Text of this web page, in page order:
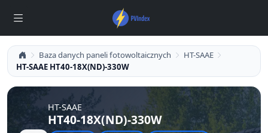
Baza danych paneli fotowoltaicznych
HT-SAAE
HT-SAAE HT40-18X(ND)-330W
HT-SAAE
HT40-18X(ND)-330W